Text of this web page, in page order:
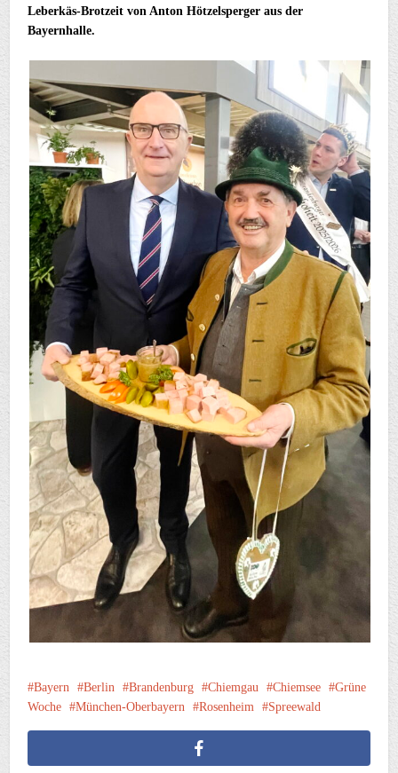
Leberkäs-Brotzeit von Anton Hötzelsperger aus der
Bayernhalle.
Bayern Berlin Brandenburg Chiemgau Chiemsee
Grüne
Woche
München-Oberbayern Rosenheim Spreewald